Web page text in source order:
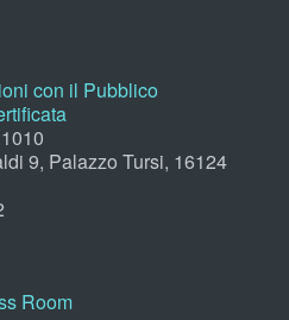
con il Pubblico
9, Palazzo Tursi, 16124
Room